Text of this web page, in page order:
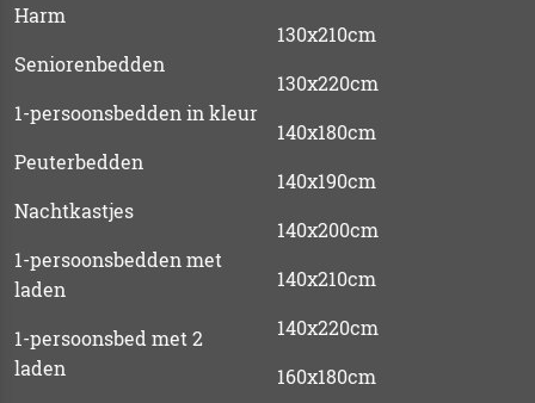
Harm
Seniorenbedden
1-persoonsbedden in kleur
Peuterbedden
Nachtkastjes
1-persoonsbedden met
laden
1-persoonsbed met 2
laden
130x210cm
130x220cm
140x180cm
140x190cm
140x200cm
140x210cm
140x220cm
160x180cm